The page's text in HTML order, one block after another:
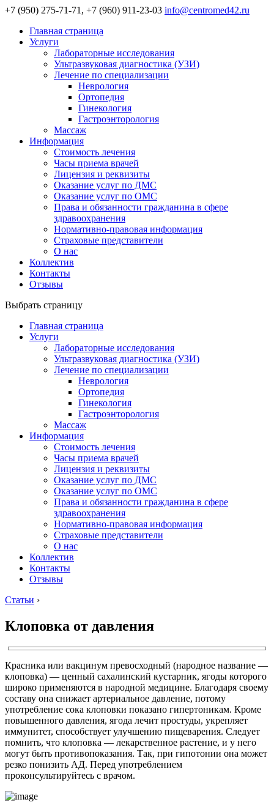
+7 (950) 275-71-71, +7 (960) 911-23-03 info@centromed42.ru
Главная страница
Услуги
Лабораторные исследования
Ультразвуковая диагностика (УЗИ)
Лечение по специализации
Неврология
Ортопедия
Гинекология
Гастроэнторология
Массаж
Информация
Стоимость лечения
Часы приема врачей
Лицензия и реквизиты
Оказание услуг по ДМС
Оказание услуг по ОМС
Права и обязанности гражданина в сфере
здравоохранения
Нормативно-правовая информация
Страховые представители
О нас
Коллектив
Контакты
Отзывы
Выбрать страницу
Главная страница
Услуги
Лабораторные исследования
Ультразвуковая диагностика (УЗИ)
Лечение по специализации
Неврология
Ортопедия
Гинекология
Гастроэнторология
Массаж
Информация
Стоимость лечения
Часы приема врачей
Лицензия и реквизиты
Оказание услуг по ДМС
Оказание услуг по ОМС
Права и обязанности гражданина в сфере
здравоохранения
Нормативно-правовая информация
Страховые представители
О нас
Коллектив
Контакты
Отзывы
Статьи ›
Клоповка от давления
Красника или вакцинум превосходный (народное название —
клоповка) — ценный сахалинский кустарник, ягоды которого
широко применяются в народной медицине. Благодаря своему
составу она снижает артериальное давление, потому
употребление сока клоповки показано гипертоникам. Кроме
повышенного давления, ягода лечит простуды, укрепляет
иммунитет, способствует улучшению пищеварения. Следует
помнить, что клоповка — лекарственное растение, и у него
могут быть противопоказания. Так, при гипотонии она может
резко понизить АД. Перед употреблением
проконсультируйтесь с врачом.